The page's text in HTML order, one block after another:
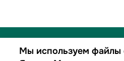
Мы используем файлы